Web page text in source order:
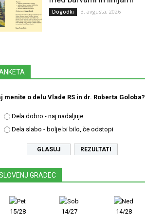
Dogodki 3. avgusta, 2026
menite o delu Vlade RS in dr. Roberta Goloba?
Dela dobro - naj nadaljuje
Dela slabo - bolje bi bilo, če odstopi
REZULTATI
GRADEC
15/28 14/27 14/28